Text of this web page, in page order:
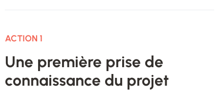
ACTION 1
Une première prise de
connaissance du projet